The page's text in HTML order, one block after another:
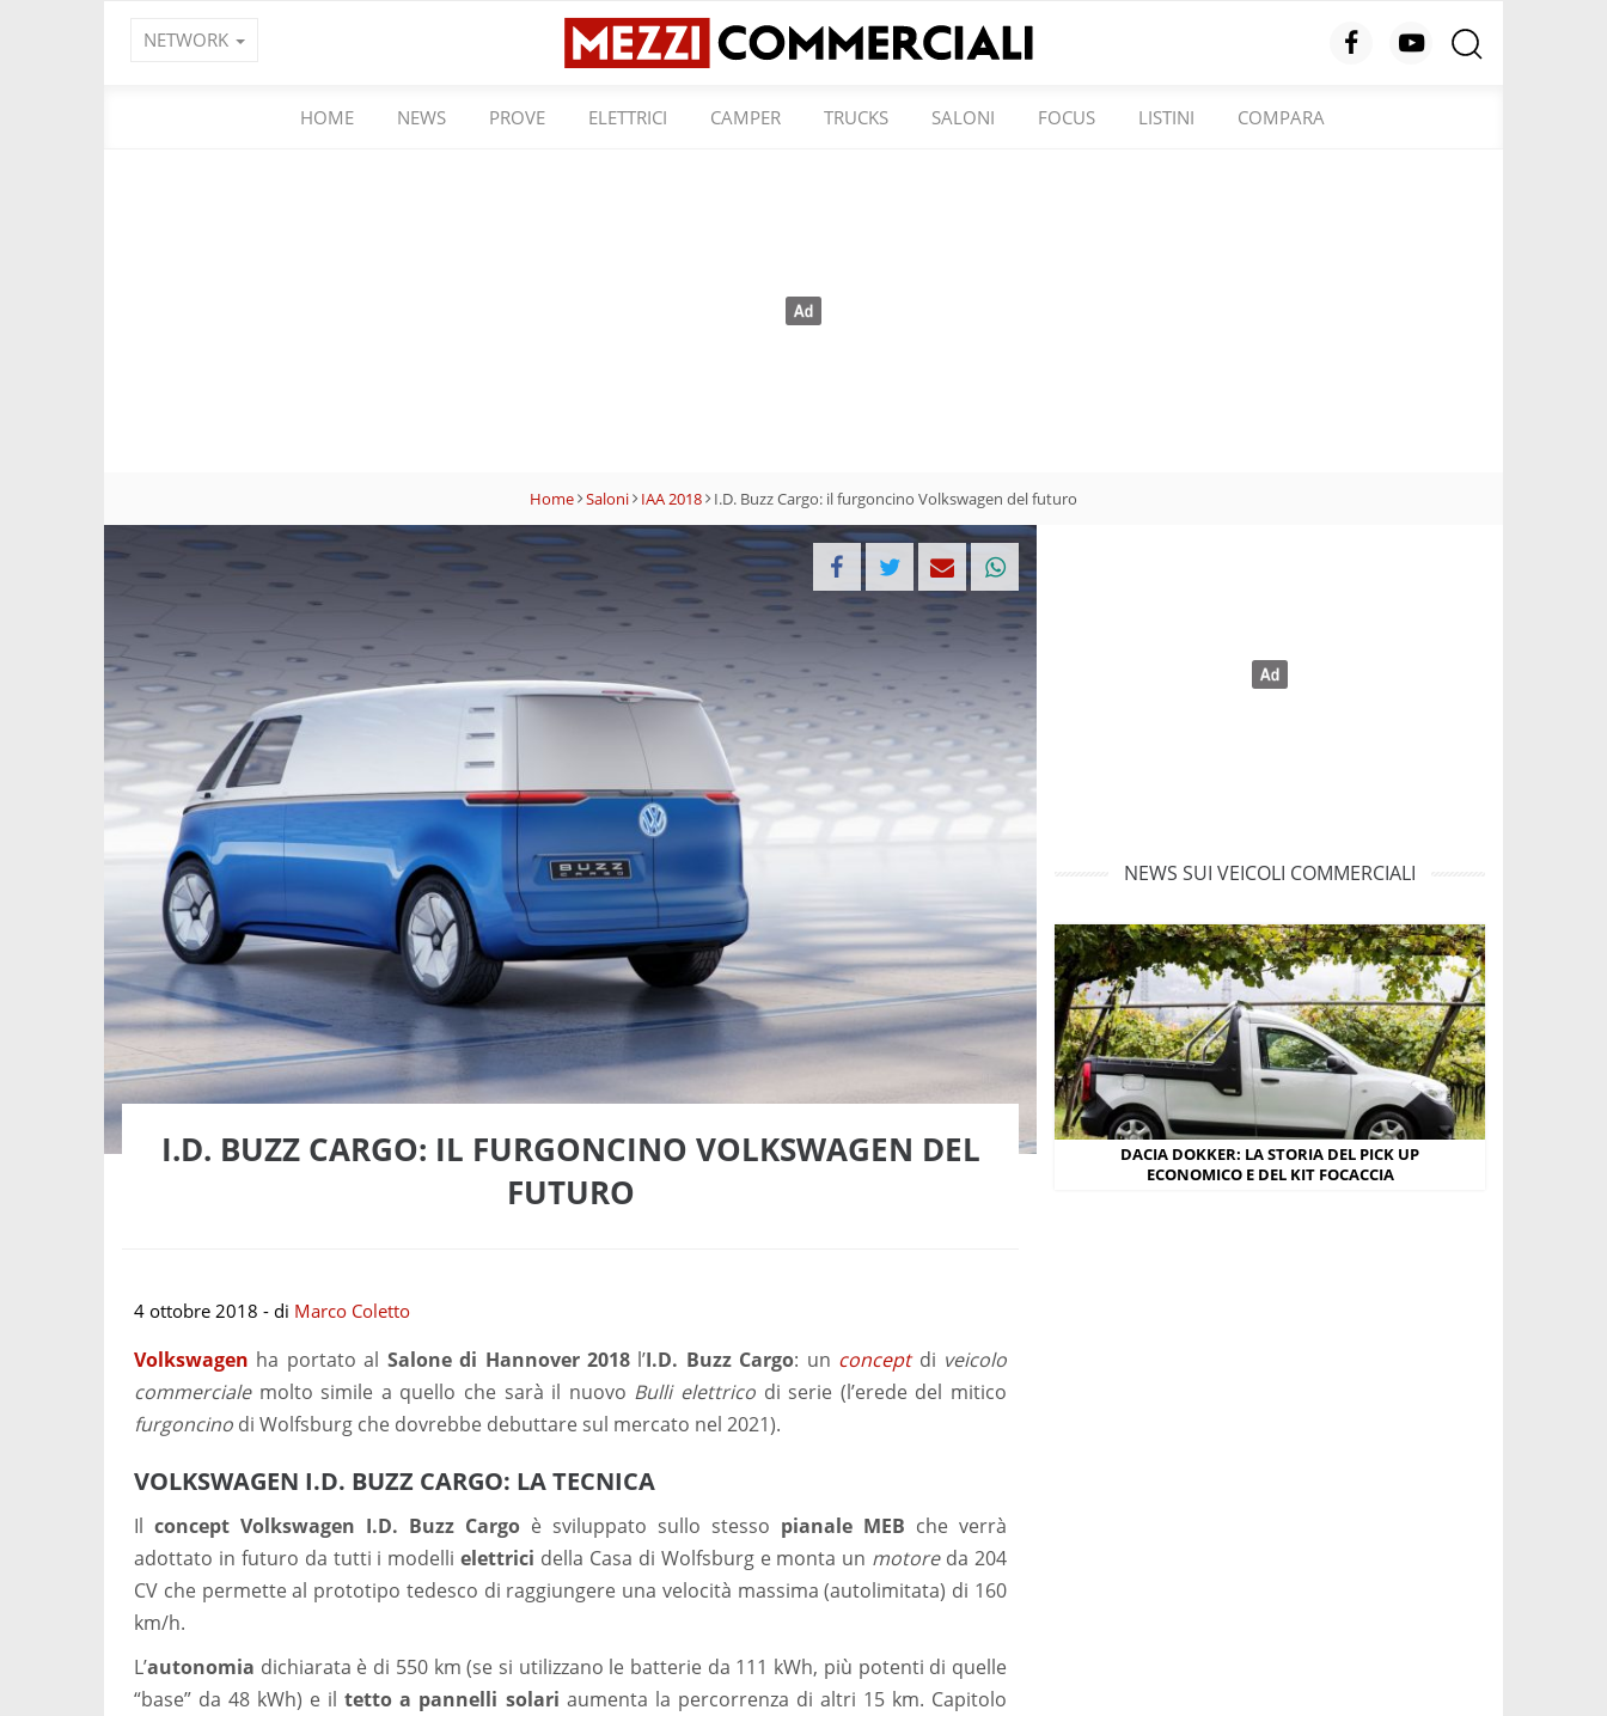
NETWORK
HOME NEWS PROVE ELETTRICI CAMPER TRUCKS SALONI FOCUS LISTINI COMPARA
Home Saloni IAA 2018 I.D. Buzz Cargo: il furgoncino Volkswagen del futuro
I.D. BUZZ CARGO: IL FURGONCINO VOLKSWAGEN DEL
FUTURO
4 ottobre 2018 - di Marco Coletto
Volkswagen ha portato al Salone di Hannover 2018 l’I.D. Buzz Cargo: un concept di veicolo
commercialemolto simile a quello che sarà il nuovo Bulli elettrico di serie (l’erede del mitico
furgoncino di Wolfsburg che dovrebbe debuttare sul mercato nel 2021).
VOLKSWAGEN I.D. BUZZ CARGO: LA TECNICA
Il concept Volkswagen I.D. Buzz Cargo è sviluppato sullo stesso pianale MEB che verrà
adottato in futuro da tutti i modellielettrici della Casa di Wolfsburg e monta un motoreda 204
CV che permette al prototipo tedesco di raggiungere una velocità massima (autolimitata) di 160
km/h.
L’autonomia dichiarata è di 550 km (se si utilizzano le batterie da 111 kWh, più potenti di quelle
“base” da 48 kWh) e iltetto a pannelli solari aumenta la percorrenza di altri 15 km. Capitolo
NEWS SUI VEICOLI COMMERCIALI
DACIA DOKKER: LA STORIA DEL PICK UP
ECONOMICO E DEL KIT FOCACCIA